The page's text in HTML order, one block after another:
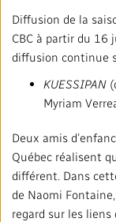
Diffusion de la
CBC à partir du 16
diffusion continue
KUESSIPAN
Myriam
Deux amis
Québec réalisent
différent. Dans
de Naomi
regard sur les